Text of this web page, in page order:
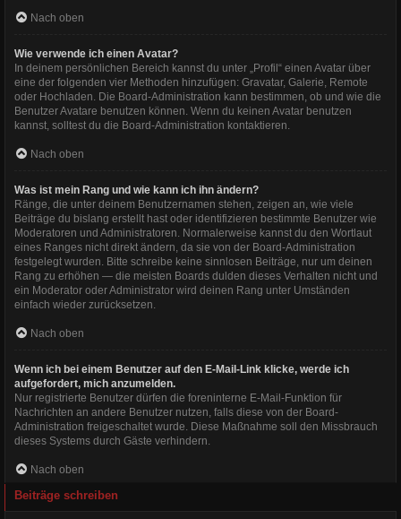
Nach oben
Wie verwende ich einen Avatar?
In deinem persönlichen Bereich kannst du unter „Profil“ einen Avatar über
eine der folgenden vier Methoden hinzufügen: Gravatar, Galerie, Remote
oder Hochladen. Die Board-Administration kann bestimmen, ob und wie die
Benutzer Avatare benutzen können. Wenn du keinen Avatar benutzen
kannst, solltest du die Board-Administration kontaktieren.
Nach oben
Was ist mein Rang und wie kann ich ihn ändern?
Ränge, die unter deinem Benutzernamen stehen, zeigen an, wie viele
Beiträge du bislang erstellt hast oder identifizieren bestimmte Benutzer wie
Moderatoren und Administratoren. Normalerweise kannst du den Wortlaut
eines Ranges nicht direkt ändern, da sie von der Board-Administration
festgelegt wurden. Bitte schreibe keine sinnlosen Beiträge, nur um deinen
Rang zu erhöhen — die meisten Boards dulden dieses Verhalten nicht und
ein Moderator oder Administrator wird deinen Rang unter Umständen
einfach wieder zurücksetzen.
Nach oben
Wenn ich bei einem Benutzer auf den E-Mail-Link klicke, werde ich
aufgefordert, mich anzumelden.
Nur registrierte Benutzer dürfen die foreninterne E-Mail-Funktion für
Nachrichten an andere Benutzer nutzen, falls diese von der Board-
Administration freigeschaltet wurde. Diese Maßnahme soll den Missbrauch
dieses Systems durch Gäste verhindern.
Nach oben
Beiträge schreiben